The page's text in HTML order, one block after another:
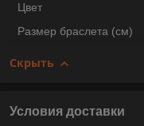
Цвет
Размер браслета (см)
Скрыть
Условия доставки